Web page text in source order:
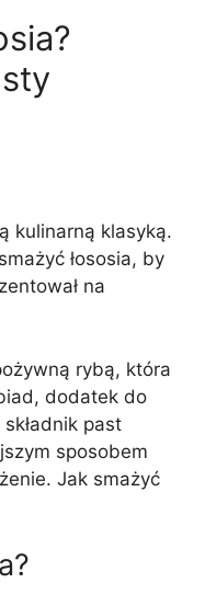
kulinarną klasyką.
łososia, by
na
rybą, która
dodatek do
past
sposobem
Jak smażyć